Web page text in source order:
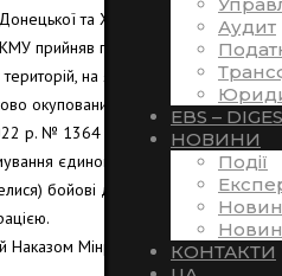
Аудит
EBS –
НОВИНИ
Події
КОНТАКТИ
та Харківської областей
прийняв постанову «Деякі
на яких ведуться
окупованих Російською
р. № 1364 (Постанову №1364),
єдиного переліку
бойові дії або тимчасово
Мінреінтеграції від